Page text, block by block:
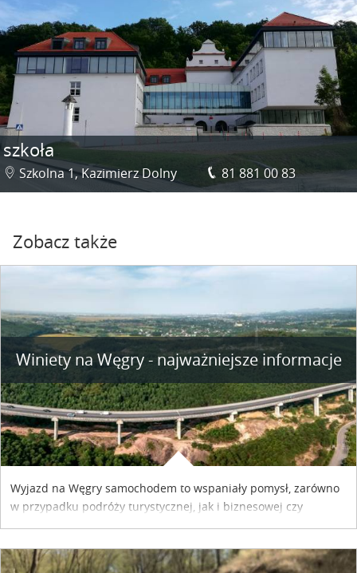
szkoła
Szkolna 1, Kazimierz Dolny 81 881 00 83
Zobacz także
Winiety na Węgry - najważniejsze informacje
Wyjazd na Węgry samochodem to wspaniały pomysł, zarówno
w przypadku podróży turystycznej, jak i biznesowej czy
służbowej. Pamiętać tylko trzeba o wykupieniu winiety, co
współpracy reklamowej z Hungary Vignette.